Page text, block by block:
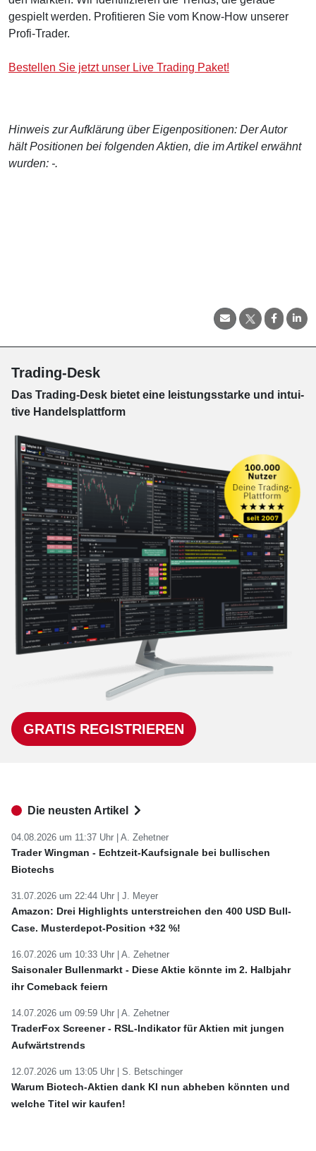
gespielt werden. Profitieren Sie vom Know-How unserer
Profi-Trader.
Bestellen Sie jetzt unser Live Trading Paket!
Hinweis zur Aufklärung über Eigenpositionen: Der Autor
hält Positionen bei folgenden Aktien, die im Artikel erwähnt
wurden: -.
Trading-Desk
Das Trading-Desk bie­tet eine leis­tungs­star­ke und in­tui­
tive Han­dels­platt­form
GRATIS REGISTRIEREN
Die neusten Artikel
04.08.2026 um 11:37 Uhr | A. Zehetner
Trader Wingman - Echtzeit-Kaufsignale bei bullischen
Biotechs
31.07.2026 um 22:44 Uhr | J. Meyer
Amazon: Drei Highlights unterstreichen den 400 USD Bull-
Case. Musterdepot-Position +32 %!
16.07.2026 um 10:33 Uhr | A. Zehetner
Saisonaler Bullenmarkt - Diese Aktie könnte im 2. Halbjahr
ihr Comeback feiern
14.07.2026 um 09:59 Uhr | A. Zehetner
TraderFox Screener - RSL-Indikator für Aktien mit jungen
Aufwärtstrends
12.07.2026 um 13:05 Uhr | S. Betschinger
Warum Biotech-Aktien dank KI nun abheben könnten und
welche Titel wir kaufen!